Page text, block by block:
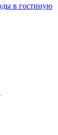
в гостиную